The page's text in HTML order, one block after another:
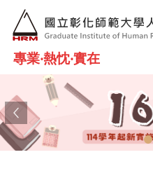
跳到主要內容
專業‧熱忱‧實在
Previous